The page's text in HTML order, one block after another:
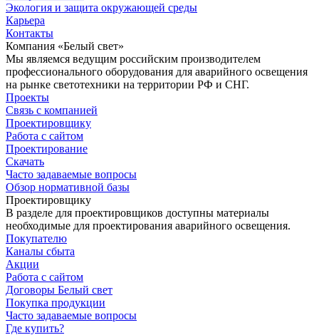
Экология и защита окружающей среды
Карьера
Контакты
Компания «Белый свет»
Мы являемся ведущим российским производителем
профессионального оборудования для аварийного освещения
на рынке светотехники на территории РФ и СНГ.
Проекты
Связь с компанией
Проектировщику
Работа с сайтом
Проектирование
Скачать
Часто задаваемые вопросы
Обзор нормативной базы
Проектировщику
В разделе для проектировщиков доступны материалы
необходимые для проектирования аварийного освещения.
Покупателю
Каналы сбыта
Акции
Работа с сайтом
Договоры Белый свет
Покупка продукции
Часто задаваемые вопросы
Где купить?